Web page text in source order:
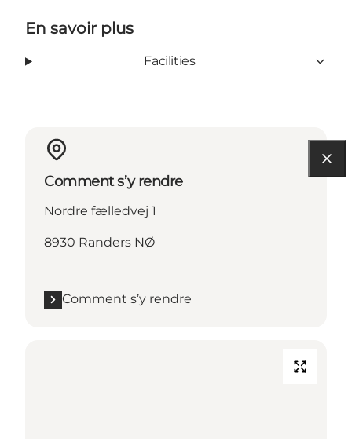
En savoir plus
Facilities
Comment s’y rendre
Nordre fælledvej 1
8930 Randers NØ
Comment s’y rendre